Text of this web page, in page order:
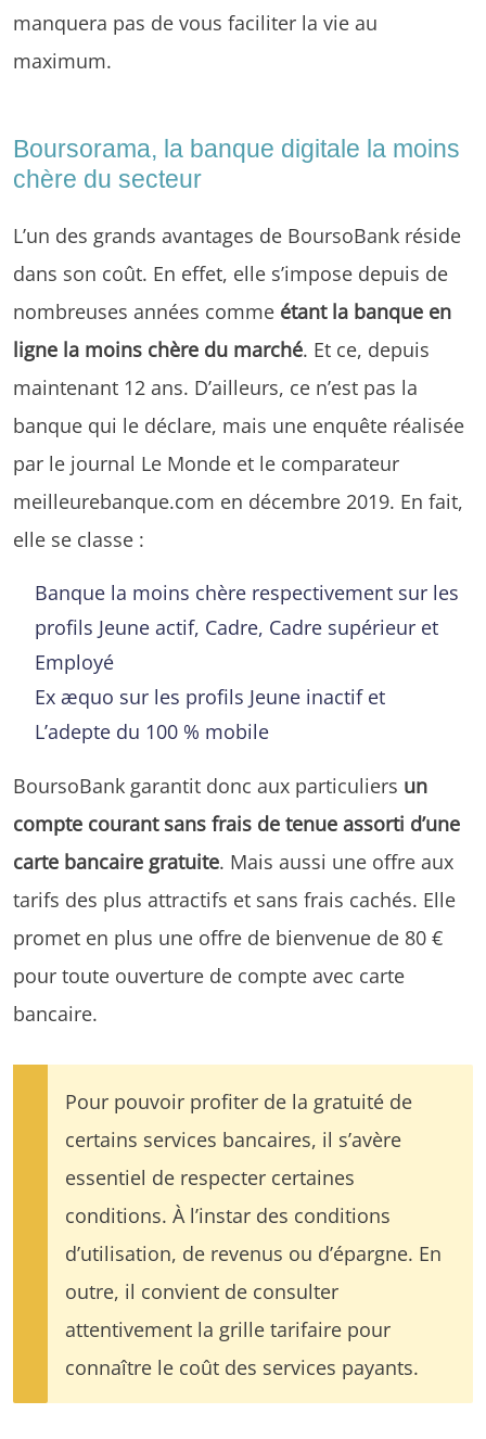
manquera pas de vous faciliter la vie au
maximum.
Boursorama, la banque digitale la moins
chère du secteur
L’un des grands avantages de BoursoBank réside
dans son coût. En effet, elle s’impose depuis de
nombreuses années comme étant la banque en
ligne la moins chère du marché. Et ce, depuis
maintenant 12 ans. D’ailleurs, ce n’est pas la
banque qui le déclare, mais une enquête réalisée
par le journal Le Monde et le comparateur
meilleurebanque.com en décembre 2019. En fait,
elle se classe :
Banque la moins chère respectivement sur les
profils Jeune actif, Cadre, Cadre supérieur et
Employé
Ex æquo sur les profils Jeune inactif et
L’adepte du 100 % mobile
BoursoBank garantit donc aux particuliers un
compte courant sans frais de tenue assorti d’une
carte bancaire gratuite. Mais aussi une offre aux
tarifs des plus attractifs et sans frais cachés. Elle
promet en plus une offre de bienvenue de 80 €
pour toute ouverture de compte avec carte
bancaire.
Pour pouvoir profiter de la gratuité de
certains services bancaires, il s’avère
essentiel de respecter certaines
conditions. À l’instar des conditions
d’utilisation, de revenus ou d’épargne. En
outre, il convient de consulter
attentivement la grille tarifaire pour
connaître le coût des services payants.